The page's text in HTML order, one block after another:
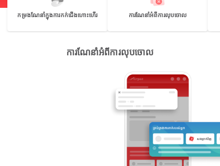
កម្រងណែនាំក្នុងការកក់ជើងហោះហើរ ការណែនាំអំពីការលុបចោល
ការណែនាំអំពីការលុបចោល